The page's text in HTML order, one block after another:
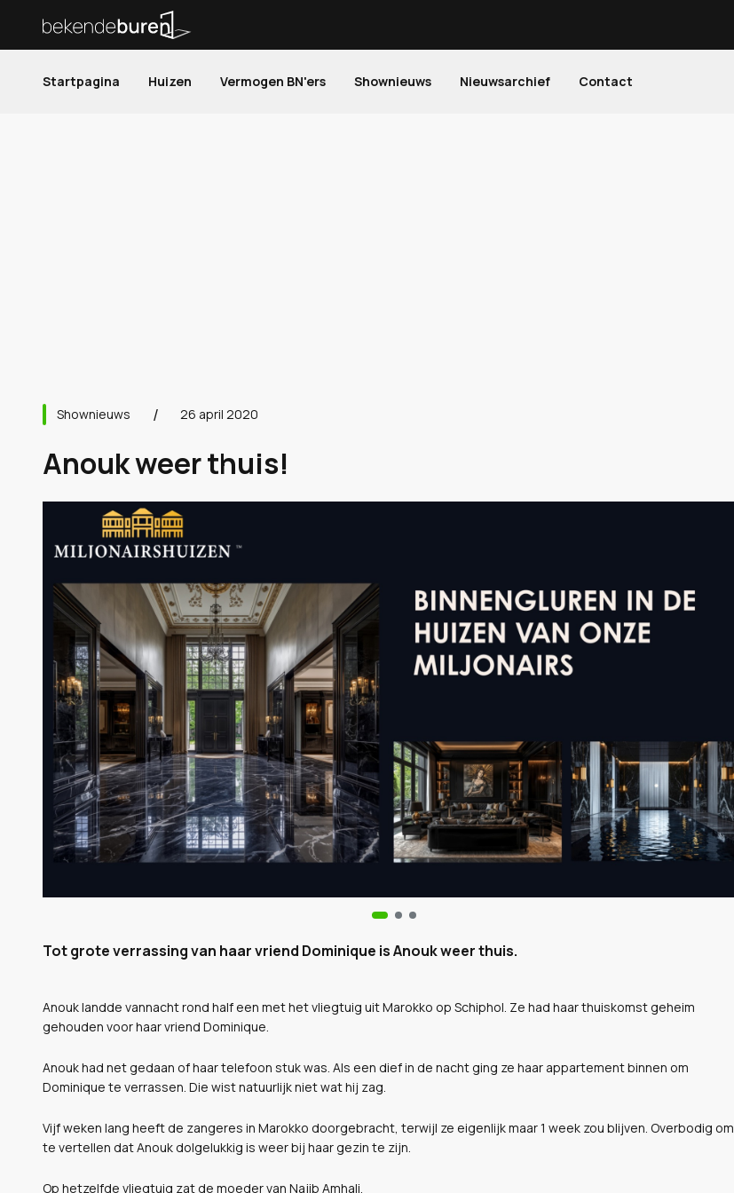
Startpagina Huizen Vermogen BN'ers Shownieuws Nieuwsarchief Contact
Shownieuws 26 april 2020
Anouk weer thuis!
Tot grote verrassing van haar vriend Dominique is Anouk weer thuis.
Anouk landde vannacht rond half een met het vliegtuig uit Marokko op Schiphol. Ze had haar thuiskomst geheim
gehouden voor haar vriend Dominique.
Anouk had net gedaan of haar telefoon stuk was. Als een dief in de nacht ging ze haar appartement binnen om
Dominique te verrassen. Die wist natuurlijk niet wat hij zag.
Vijf weken lang heeft de zangeres in Marokko doorgebracht, terwijl ze eigenlijk maar 1 week zou blijven. Overbodig om
te vertellen dat Anouk dolgelukkig is weer bij haar gezin te zijn.
Op hetzelfde vliegtuig zat de moeder van Najib Amhali.